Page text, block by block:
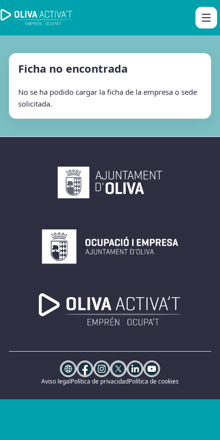
Ficha no encontrada
No se ha podido cargar la ficha de la empresa o sede
solicitada.
Aviso legalPolítica de privacidadPolítica de cookies